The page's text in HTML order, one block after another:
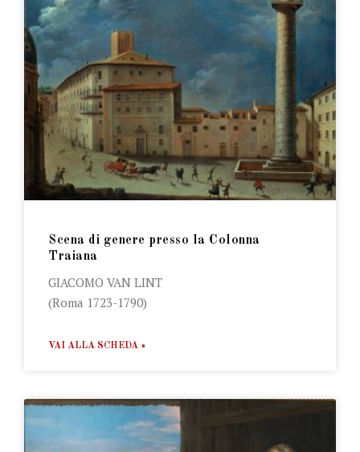
Scena di genere presso la Colonna
Traiana
GIACOMO VAN LINT
(Roma 1723-1790)
VAI ALLA SCHEDA »